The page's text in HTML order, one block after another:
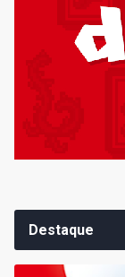
Destaque